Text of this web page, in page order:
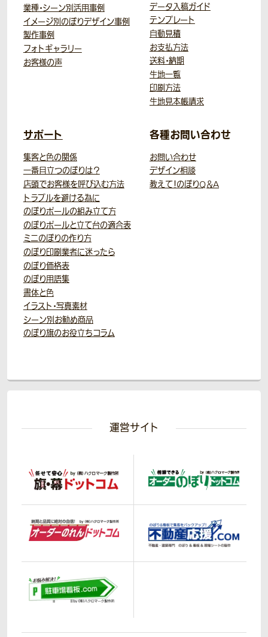
業種・シーン別活用事例
イメージ別のぼりデザイン事例
製作事例
フォトギャラリー
お客様の声
データ入稿ガイド
テンプレート
自動見積
お支払方法
送料・納期
生地一覧
印刷方法
生地見本帳請求
サポート
集客と色の関係
一番目立つのぼりは？
店頭でお客様を呼び込む方法
トラブルを避ける為に
のぼりポールの組み立て方
のぼりポールと立て台の適合表
ミニのぼりの作り方
のぼり印刷業者に迷ったら
のぼり価格表
のぼり用語集
書体と色
イラスト・写真素材
シーン別お勧め商品
のぼり旗のお役立ちコラム
各種お問い合わせ
お問い合わせ
デザイン相談
教えて！のぼりQ＆A
運営サイト